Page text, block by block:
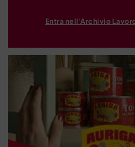
Entra nell'Archivio